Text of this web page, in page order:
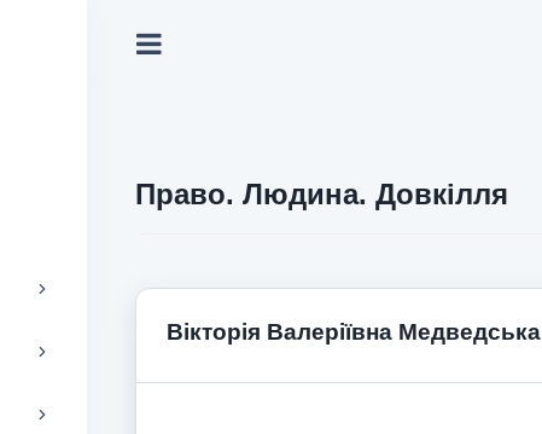
Право. Людина. Довкілля
Вікторія Валеріївна Медведська